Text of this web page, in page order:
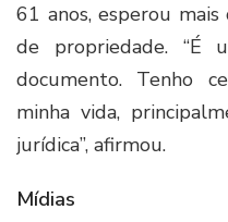
61 anos, esperou
de propriedade. “É
documento. Tenho
minha vida,
jurídica”, afirmou.
Mídias